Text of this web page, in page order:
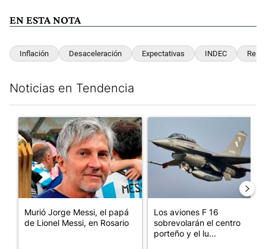
EN ESTA NOTA
Inflación Desaceleración Expectativas INDEC
Noticias en Tendencia
Un artículo de tendencia con el título "Murió Jorge Messi, el
Murió Jorge Messi, el papá
de Lionel Messi, en Rosario
Los aviones F 16
sobrevolarán el centro
porteño y el lu...